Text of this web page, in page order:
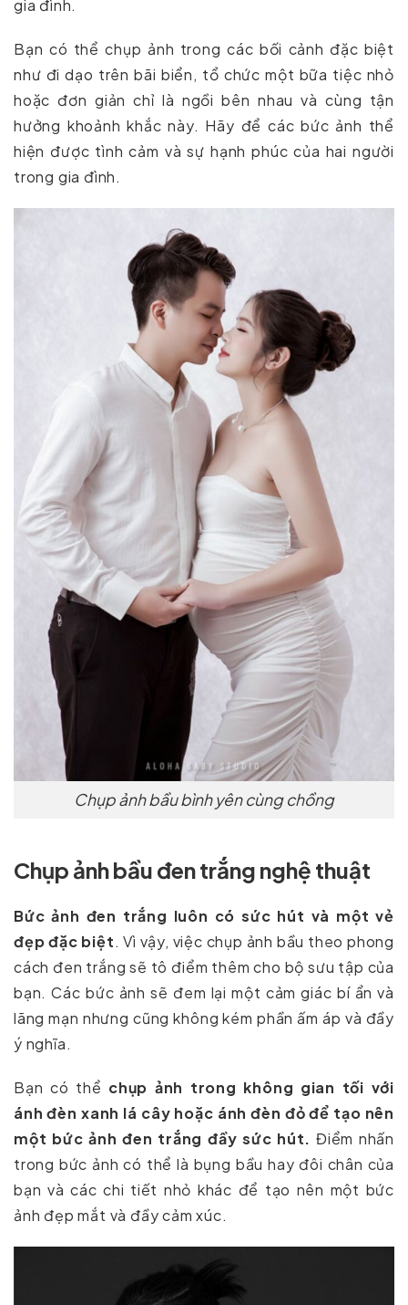
gia đình.
Bạn có thể chụp ảnh trong các bối cảnh đặc biệt
như đi dạo trên bãi biển, tổ chức một bữa tiệc nhỏ
hoặc đơn giản chỉ là ngồi bên nhau và cùng tận
hưởng khoảnh khắc này. Hãy để các bức ảnh thể
hiện được tình cảm và sự hạnh phúc của hai người
trong gia đình.
Chụp ảnh bầu bình yên cùng chồng
Chụp ảnh bầu đen trắng nghệ thuật
Bức ảnh đen trắng luôn có sức hút và một vẻ
đẹp đặc biệt. Vì vậy, việc chụp ảnh bầu theo phong
cách đen trắng sẽ tô điểm thêm cho bộ sưu tập của
bạn. Các bức ảnh sẽ đem lại một cảm giác bí ẩn và
lãng mạn nhưng cũng không kém phần ấm áp và đầy
ý nghĩa.
Bạn có thể chụp ảnh trong không gian tối với
ánh đèn xanh lá cây hoặc ánh đèn đỏ để tạo nên
một bức ảnh đen trắng đầy sức hút. Điểm nhấn
trong bức ảnh có thể là bụng bầu hay đôi chân của
bạn và các chi tiết nhỏ khác để tạo nên một bức
ảnh đẹp mắt và đầy cảm xúc.